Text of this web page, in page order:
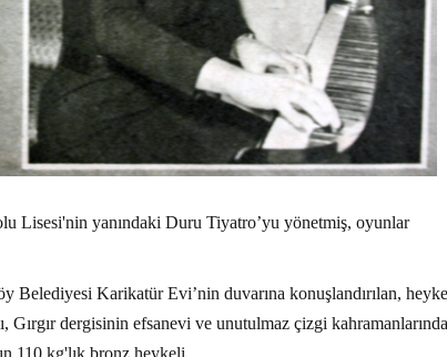
Lisesi'nin yanındaki Duru Tiyatro’yu yönetmiş, oyunlar
Belediyesi Karikatür Evi’nin duvarına konuşlandırılan,
Gırgır dergisinin efsanevi ve unutulmaz çizgi
110 kg'lık bronz heykeli.